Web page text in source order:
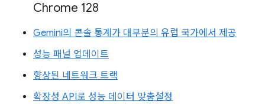
Chrome 128
Gemini의 콘솔 통계가 대부분의 유럽 국가에서 제공
성능 패널 업데이트
향상된 네트워크 트랙
확장성 API로 성능 데이터 맞춤설정